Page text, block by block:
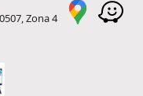
Zona 4